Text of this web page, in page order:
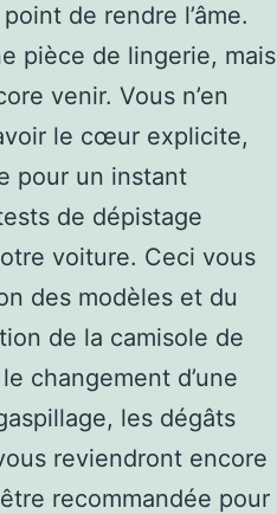
de rendre l’âme.
pièce de lingerie, mais
venir. Vous n’en
le cœur explicite,
pour un instant
de dépistage
voiture. Ceci vous
des modèles et du
de la camisole de
changement d’une
les dégâts
reviendront encore
recommandée pour